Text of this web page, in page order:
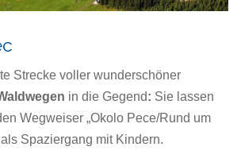
Strecke voller wunderschöner
in die Gegend: Sie lassen
Wegweiser „Okolo Pece/Rund um
Spaziergang mit Kindern.